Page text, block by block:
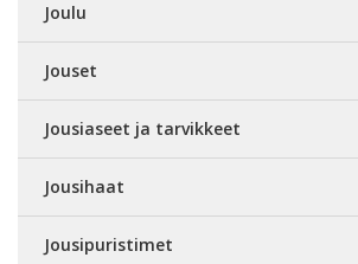
Joulu
Jouset
Jousiaseet ja tarvikkeet
Jousihaat
Jousipuristimet